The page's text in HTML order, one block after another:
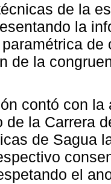
de la
la
de la
contó con
de la Carrera
de Sagua
el